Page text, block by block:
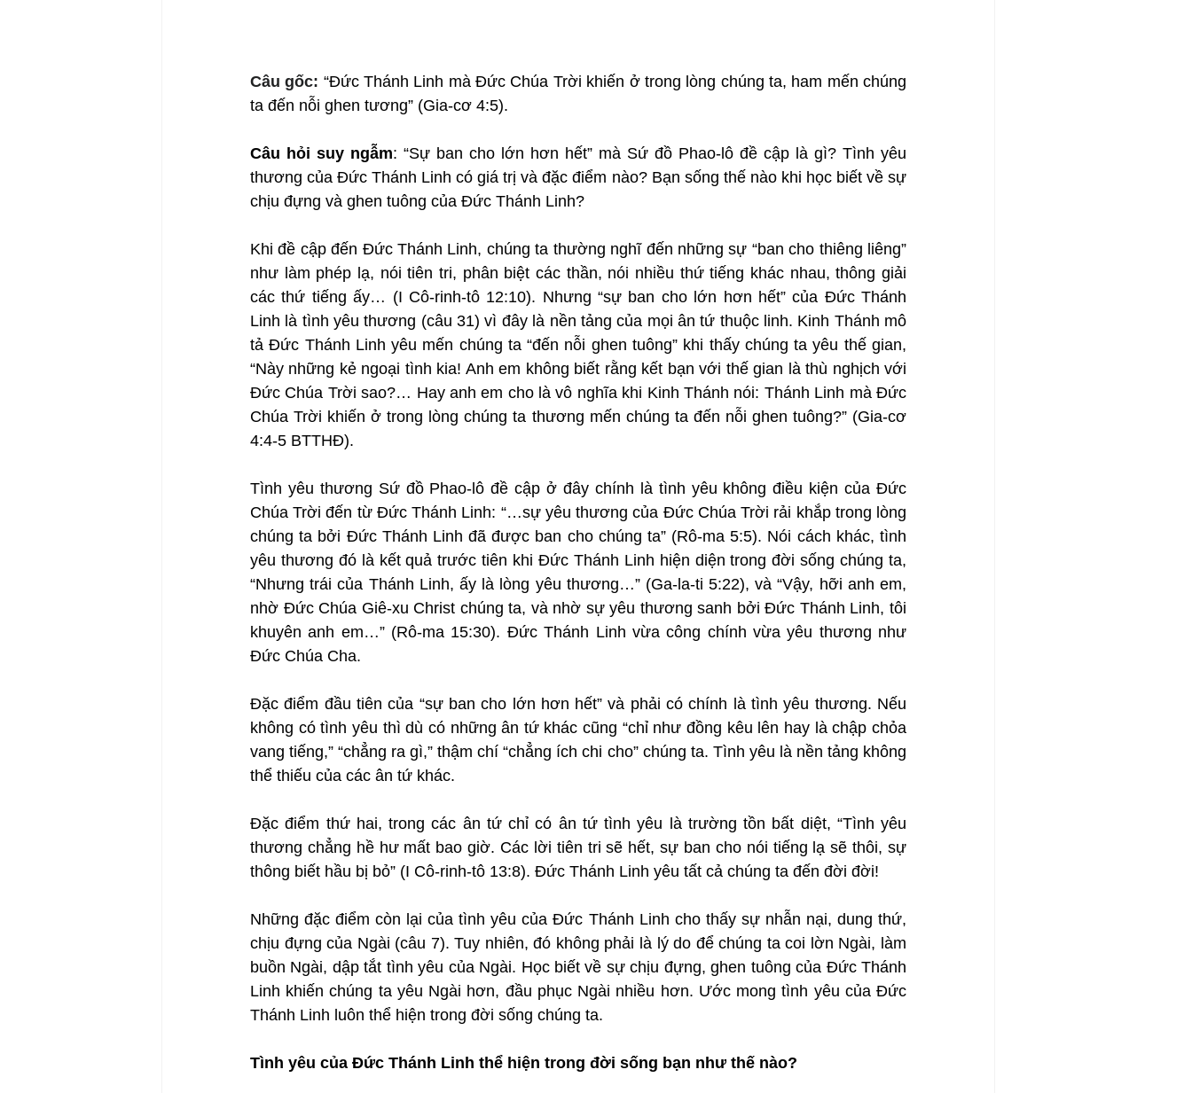
Câu gốc: “Đức Thánh Linh mà Đức Chúa Trời khiến ở trong lòng chúng ta, ham mến chúng
ta đến nỗi ghen tương” (Gia-cơ 4:5).
Câu hỏi suy ngẫm: “Sự ban cho lớn hơn hết” mà Sứ đồ Phao-lô đề cập là gì? Tình yêu
thương của Đức Thánh Linh có giá trị và đặc điểm nào? Bạn sống thế nào khi học biết về sự
chịu đựng và ghen tuông của Đức Thánh Linh?
Khi đề cập đến Đức Thánh Linh, chúng ta thường nghĩ đến những sự “ban cho thiêng liêng”
như làm phép lạ, nói tiên tri, phân biệt các thần, nói nhiều thứ tiếng khác nhau, thông giải
các thứ tiếng ấy… (I Cô-rinh-tô 12:10). Nhưng “sự ban cho lớn hơn hết” của Đức Thánh
Linh là tình yêu thương (câu 31) vì đây là nền tảng của mọi ân tứ thuộc linh. Kinh Thánh mô
tả Đức Thánh Linh yêu mến chúng ta “đến nỗi ghen tuông” khi thấy chúng ta yêu thế gian,
“Này những kẻ ngoại tình kia! Anh em không biết rằng kết bạn với thế gian là thù nghịch với
Đức Chúa Trời sao?… Hay anh em cho là vô nghĩa khi Kinh Thánh nói: Thánh Linh mà Đức
Chúa Trời khiến ở trong lòng chúng ta thương mến chúng ta đến nỗi ghen tuông?” (Gia-cơ
4:4-5 BTTHĐ).
Tình yêu thương Sứ đồ Phao-lô đề cập ở đây chính là tình yêu không điều kiện của Đức
Chúa Trời đến từ Đức Thánh Linh: “…sự yêu thương của Đức Chúa Trời rải khắp trong lòng
chúng ta bởi Đức Thánh Linh đã được ban cho chúng ta” (Rô-ma 5:5). Nói cách khác, tình
yêu thương đó là kết quả trước tiên khi Đức Thánh Linh hiện diện trong đời sống chúng ta,
“Nhưng trái của Thánh Linh, ấy là lòng yêu thương…” (Ga-la-ti 5:22), và “Vậy, hỡi anh em,
nhờ Đức Chúa Giê-xu Christ chúng ta, và nhờ sự yêu thương sanh bởi Đức Thánh Linh, tôi
khuyên anh em…” (Rô-ma 15:30). Đức Thánh Linh vừa công chính vừa yêu thương như
Đức Chúa Cha.
Đặc điểm đầu tiên của “sự ban cho lớn hơn hết” và phải có chính là tình yêu thương. Nếu
không có tình yêu thì dù có những ân tứ khác cũng “chỉ như đồng kêu lên hay là chập chỏa
vang tiếng,” “chẳng ra gì,” thậm chí “chẳng ích chi cho” chúng ta. Tình yêu là nền tảng không
thể thiếu của các ân tứ khác.
Đặc điểm thứ hai, trong các ân tứ chỉ có ân tứ tình yêu là trường tồn bất diệt, “Tình yêu
thương chẳng hề hư mất bao giờ. Các lời tiên tri sẽ hết, sự ban cho nói tiếng lạ sẽ thôi, sự
thông biết hầu bị bỏ” (I Cô-rinh-tô 13:8). Đức Thánh Linh yêu tất cả chúng ta đến đời đời!
Những đặc điểm còn lại của tình yêu của Đức Thánh Linh cho thấy sự nhẫn nại, dung thứ,
chịu đựng của Ngài (câu 7). Tuy nhiên, đó không phải là lý do để chúng ta coi lờn Ngài, làm
buồn Ngài, dập tắt tình yêu của Ngài. Học biết về sự chịu đựng, ghen tuông của Đức Thánh
Linh khiến chúng ta yêu Ngài hơn, đầu phục Ngài nhiều hơn. Ước mong tình yêu của Đức
Thánh Linh luôn thể hiện trong đời sống chúng ta.
Tình yêu của Đức Thánh Linh thể hiện trong đời sống bạn như thế nào?